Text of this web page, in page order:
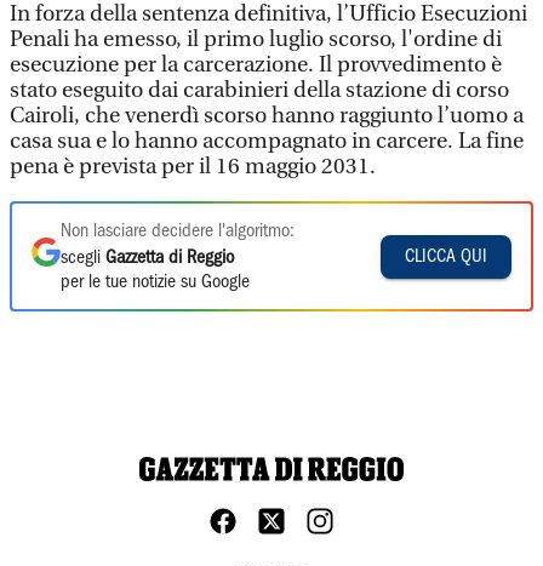
In forza della sentenza definitiva, l’Ufficio Esecuzioni
Penali ha emesso, il primo luglio scorso, l'ordine di
esecuzione per la carcerazione. Il provvedimento è
stato eseguito dai carabinieri della stazione di corso
Cairoli, che venerdì scorso hanno raggiunto l’uomo a
casa sua e lo hanno accompagnato in carcere. La fine
pena è prevista per il 16 maggio 2031.
Non lasciare decidere l'algoritmo:
scegli Gazzetta di Reggio
per le tue notizie su Google
CLICCA QUI